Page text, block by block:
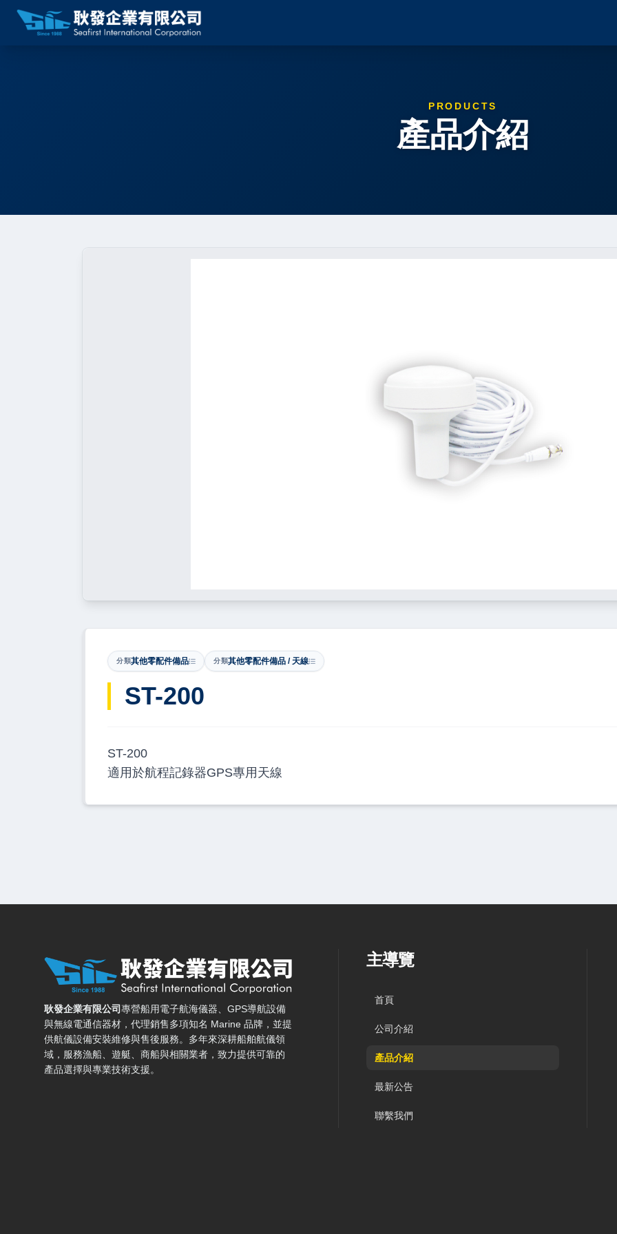
PRODUCTS
產品介紹
分類其他零配件備品 分類其他零配件備品 / 天線
​ST-200
ST-200
適用於航程記錄器GPS專用天線
耿發企業有限公司 — 網站概要、主導覽與聯絡方式
耿發企業有限公司專營船用電子航海儀器、GPS導航設備
與無線電通信器材，代理銷售多項知名 Marine 品牌，並提
供航儀設備安裝維修與售後服務。多年來深耕船舶航儀領
域，服務漁船、遊艇、商船與相關業者，致力提供可靠的
產品選擇與專業技術支援。
主導覽
首頁
公司介紹
產品介紹
最新公告
聯繫我們